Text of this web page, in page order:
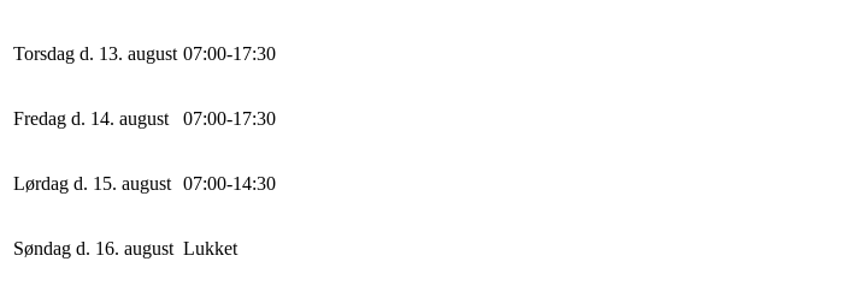
Torsdag d. 13. august 07:00-17:30
Fredag d. 14. august 07:00-17:30
Lørdag d. 15. august 07:00-14:30
Søndag d. 16. august Lukket